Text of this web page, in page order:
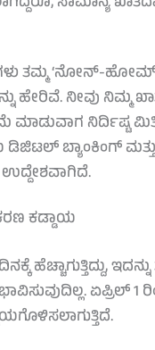
ತಮ್ಮ ‘ನೋನ್‌-ಹೋಮ್
ಹೇರಿವೆ. ನೀವು
ನಿರ್ದಿಷ್ಟ
ಡಿಜಿಟಲ್ ಬ್ಯಾಂಕಿಂಗ್
ಕಡ್ಡಾಯ
ಹೆಚ್ಚಾಗುತ್ತಿದ್ದು,
ಭಾವಿಸುವುದಿಲ್ಲ. ಏಪ್ರಿಲ್